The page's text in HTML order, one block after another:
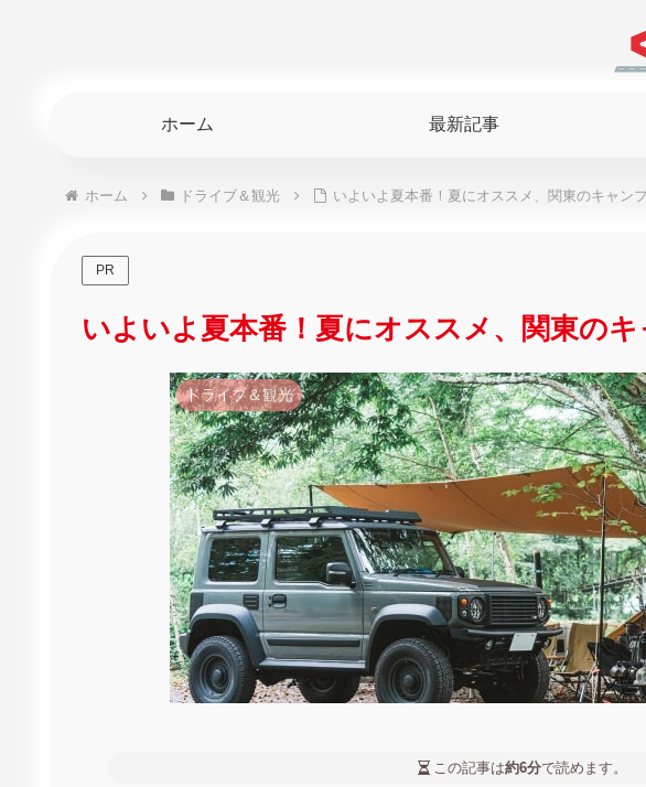
ホーム 最新記事
ホーム ドライブ＆観光 いよいよ夏本番！夏にオススメ、関東のキャン
PR
いよいよ夏本番！夏にオススメ、関東のキ
ドライブ＆観光
この記事は約6分で読めます。